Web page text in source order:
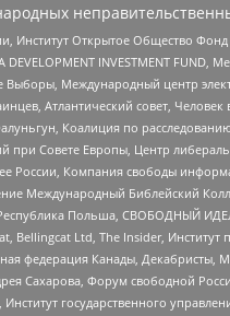
Институт Открытое Общество
INVESTMENT
Выборы, Международный центр
Атлантический совет,
Коалиция по
при Совете Европы, Центр
России, Компания свободы
Международный Библейский
Польша, СВОБОДНЫЙ
Bellingcat Ltd, The Insider,
федерация Канады, Декабристы,
Сахарова, Форум свободной
государственного